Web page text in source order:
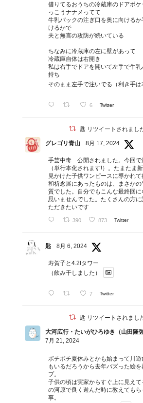
借りてるおうちの冷蔵庫のドアポケ
っこうナナメってて
牛乳パックの注ぎ口を奥に向けるか
けるかで
夫と無言の攻防が続いている
ちなみに冷蔵庫の左に壁があって
冷蔵庫自体は右開き
私は右手でドアを開いて左手で牛乳
持ち
そのまま左手で注いでる（利き手は
6 Twitter
匙 リツイートされまし
グレゴリ青山 8月 17, 2024
手芸中毒 公開されました。今回で
（単行本化されます!）。たまたま
見かけた子供ワンピースに導かれ
和祈念展にあったものは、まさかの
質でした。自分でもこんな最終回に
思いませんでした。たくさんの方に
ただきたいです
390 873 Twitter
匙 8月 6, 2024
寿賀子と4.2lタワー
（飲み干しました）
7 Twitter
匙 リツイートされまし
大河広行・たいがひろゆき（山田隆弥
7月 21, 2024
ボチボチ夏休みとかも始まって川遊
もいるだろうから去年バズった絵を
プ。
子供の頃は実家からすぐ上に見えて
の河原で良く遊んだ時に教えてもら
事。